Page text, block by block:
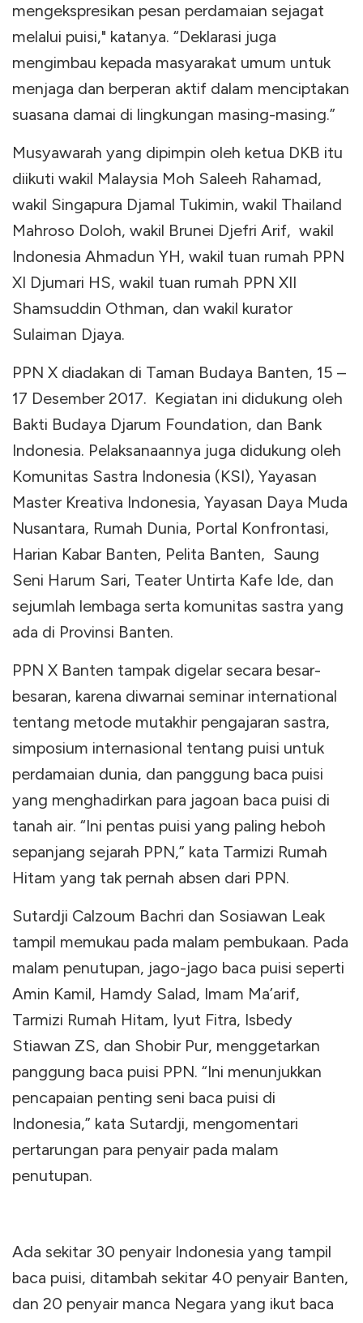
mengekspresikan pesan perdamaian sejagat
melalui puisi," katanya. “Deklarasi juga
mengimbau kepada masyarakat umum untuk
menjaga dan berperan aktif dalam menciptakan
suasana damai di lingkungan masing-masing.”
Musyawarah yang dipimpin oleh ketua DKB itu
diikuti wakil Malaysia Moh Saleeh Rahamad,
wakil Singapura Djamal Tukimin, wakil Thailand
Mahroso Doloh, wakil Brunei Djefri Arif, wakil
Indonesia Ahmadun YH, wakil tuan rumah PPN
XI Djumari HS, wakil tuan rumah PPN XII
Shamsuddin Othman, dan wakil kurator
Sulaiman Djaya.
PPN X diadakan di Taman Budaya Banten, 15 –
17 Desember 2017. Kegiatan ini didukung oleh
Bakti Budaya Djarum Foundation, dan Bank
Indonesia. Pelaksanaannya juga didukung oleh
Komunitas Sastra Indonesia (KSI), Yayasan
Master Kreativa Indonesia, Yayasan Daya Muda
Nusantara, Rumah Dunia, Portal Konfrontasi,
Harian Kabar Banten, Pelita Banten, Saung
Seni Harum Sari, Teater Untirta Kafe Ide, dan
sejumlah lembaga serta komunitas sastra yang
ada di Provinsi Banten.
PPN X Banten tampak digelar secara besar-
besaran, karena diwarnai seminar international
tentang metode mutakhir pengajaran sastra,
simposium internasional tentang puisi untuk
perdamaian dunia, dan panggung baca puisi
yang menghadirkan para jagoan baca puisi di
tanah air. “Ini pentas puisi yang paling heboh
sepanjang sejarah PPN,” kata Tarmizi Rumah
Hitam yang tak pernah absen dari PPN.
Sutardji Calzoum Bachri dan Sosiawan Leak
tampil memukau pada malam pembukaan. Pada
malam penutupan, jago-jago baca puisi seperti
Amin Kamil, Hamdy Salad, Imam Ma’arif,
Tarmizi Rumah Hitam, Iyut Fitra, Isbedy
Stiawan ZS, dan Shobir Pur, menggetarkan
panggung baca puisi PPN. “Ini menunjukkan
pencapaian penting seni baca puisi di
Indonesia,” kata Sutardji, mengomentari
pertarungan para penyair pada malam
penutupan.
Ada sekitar 30 penyair Indonesia yang tampil
baca puisi, ditambah sekitar 40 penyair Banten,
dan 20 penyair manca Negara yang ikut baca